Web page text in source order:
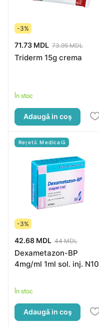
-3%
71.73 MDL 73.95 MDL
Triderm 15g crema
În stoc
Adaugă in coş
Rețetă Medicală
-3%
42.68 MDL 44 MDL
Dexametazon-BP
4mg/ml 1ml sol. inj. N10
În stoc
Adaugă in coş